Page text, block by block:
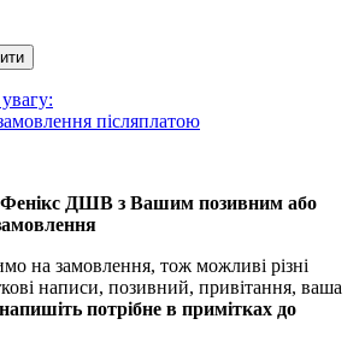
післяплатою
ДШВ з Вашим позивним або
на замовлення, тож можливі різні
написи, позивний, привітання, ваша
напишіть потрібне в примітках до